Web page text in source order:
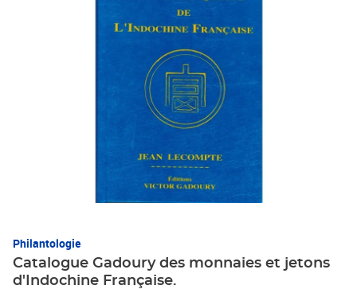
Philantologie
Catalogue Gadoury des monnaies et jetons
d'Indochine Française.